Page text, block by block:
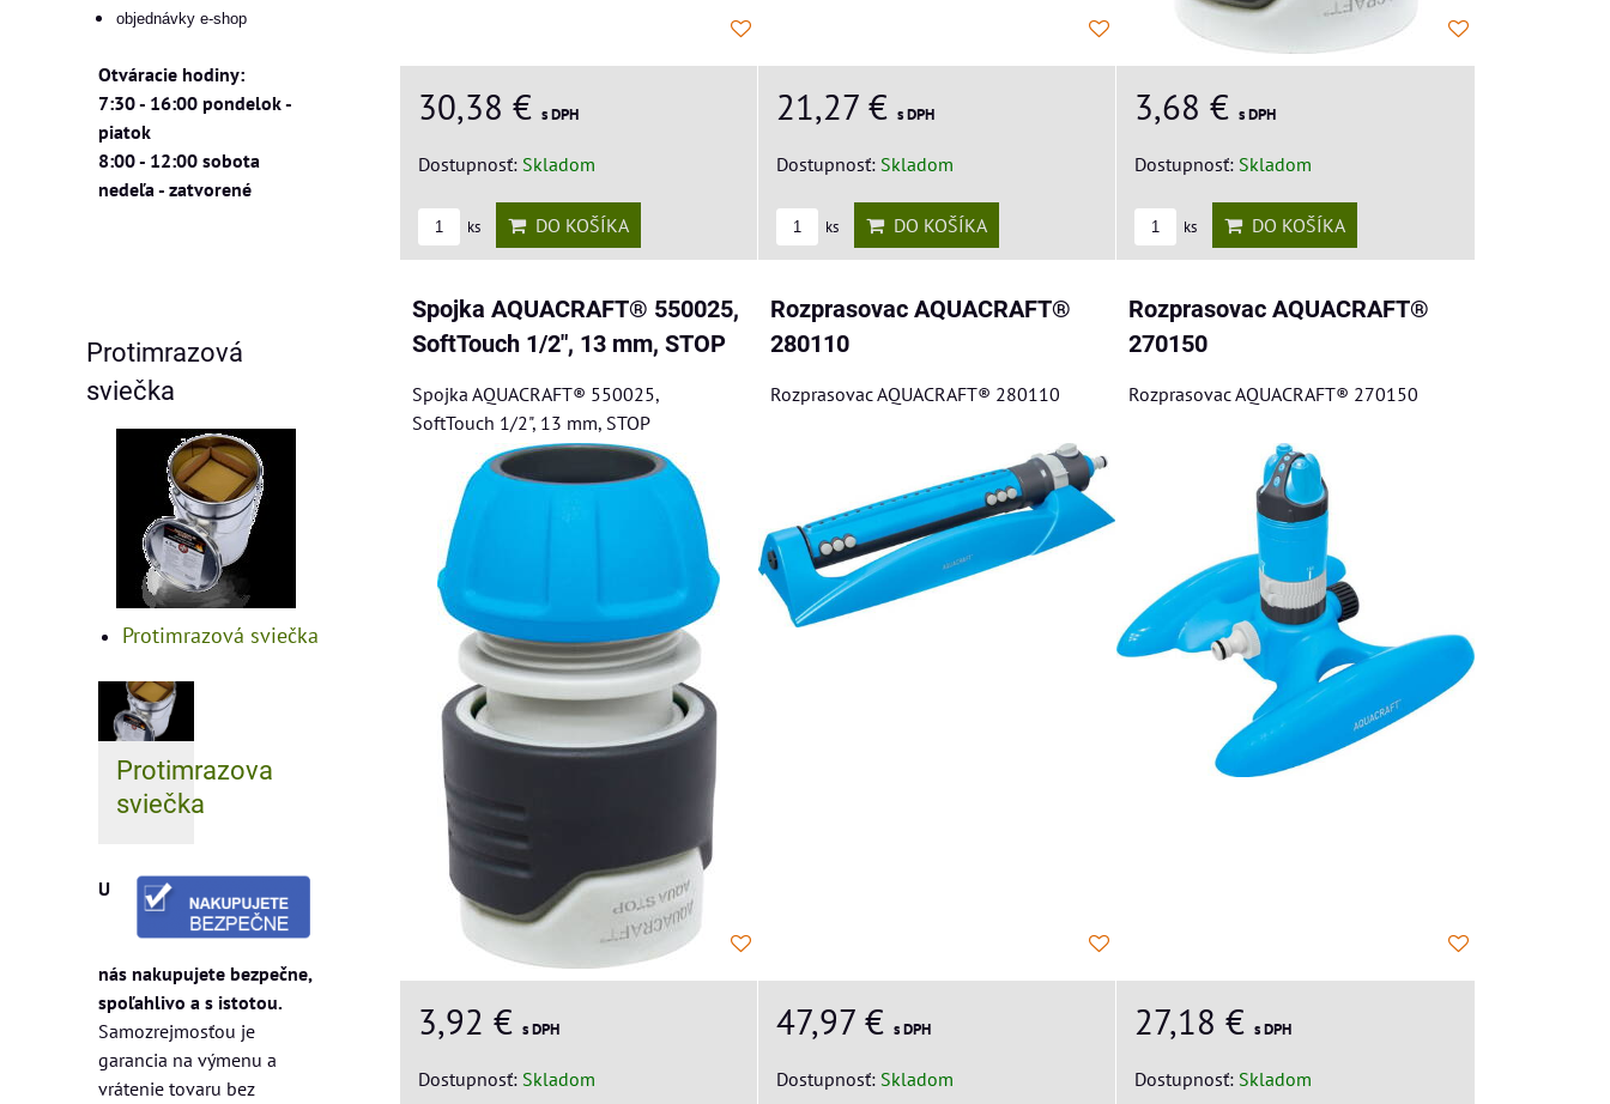
30,38 € s DPH
Dostupnosť: Skladom
ks DO KOŠÍKA
21,27 € s DPH
Dostupnosť: Skladom
ks DO KOŠÍKA
3,68 €s DPH
Dostupnosť: Skladom
ks DO KOŠÍKA
Spojka AQUACRAFT® 550025,
SoftTouch 1/2", 13 mm, STOP
Spojka AQUACRAFT® 550025,
SoftTouch 1/2", 13 mm, STOP
3,92 € s DPH
Dostupnosť: Skladom
Rozprasovac AQUACRAFT®
280110
Rozprasovac AQUACRAFT® 280110
47,97 € s DPH
Dostupnosť: Skladom
Rozprasovac AQUACRAFT®
270150
Rozprasovac AQUACRAFT® 270150
27,18 €s DPH
Dostupnosť: Skladom
objednávky e-shop
Otváracie hodiny:
7:30 - 16:00 pondelok -
piatok
8:00 - 12:00 sobota
nedeľa - zatvorené
Protimrazová
sviečka
Protimrazová sviečka
Protimrazova
sviečka
U
nás nakupujete bezpečne,
spoľahlivo a s istotou.
Samozrejmosťou je
garancia na výmenu a
vrátenie tovaru bez